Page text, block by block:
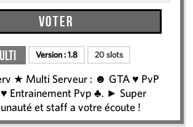
Voter
Version :1.8 20 slots
★ Multi Serveur : ☻ GTA ♥ PvP
♥ Entrainement Pvp ♣. ► Super
et staff a votre écoute !